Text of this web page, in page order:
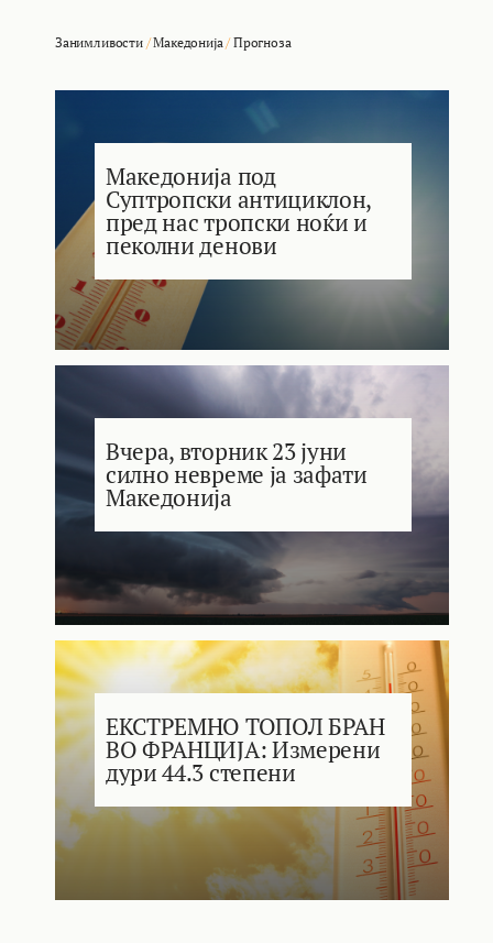
Занимливости/Македонија /Прогноза
Македонија под
Суптропски антициклон,
пред нас тропски ноќи и
пеколни денови
Вчера, вторник 23 јуни
силно невреме ја зафати
Македонија
ЕКСТРЕМНО ТОПОЛ БРАН
ВО ФРАНЦИЈА: Измерени
дури 44.3 степени